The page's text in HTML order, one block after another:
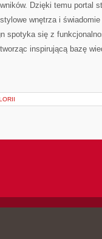
Dzięki temu portal
wnętrza i świadomie
spotyka się z
inspirującą bazę